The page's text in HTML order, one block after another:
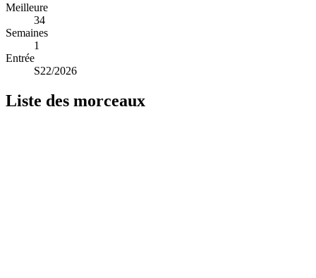
Meilleure
34
Semaines
1
Entrée
S22/2026
Liste des morceaux